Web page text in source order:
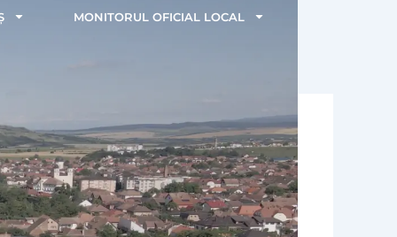
MONITORUL OFICIAL LOCAL